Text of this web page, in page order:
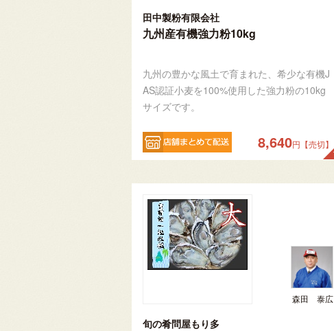
田中製粉有限会社
九州産有機強力粉10kg
九州の豊かな風土で育まれた、希少な有機J
AS認証小麦を100%使用した強力粉の10kg
サイズです。
8,640円【売切】
森田 泰広
旬の肴問屋もり多